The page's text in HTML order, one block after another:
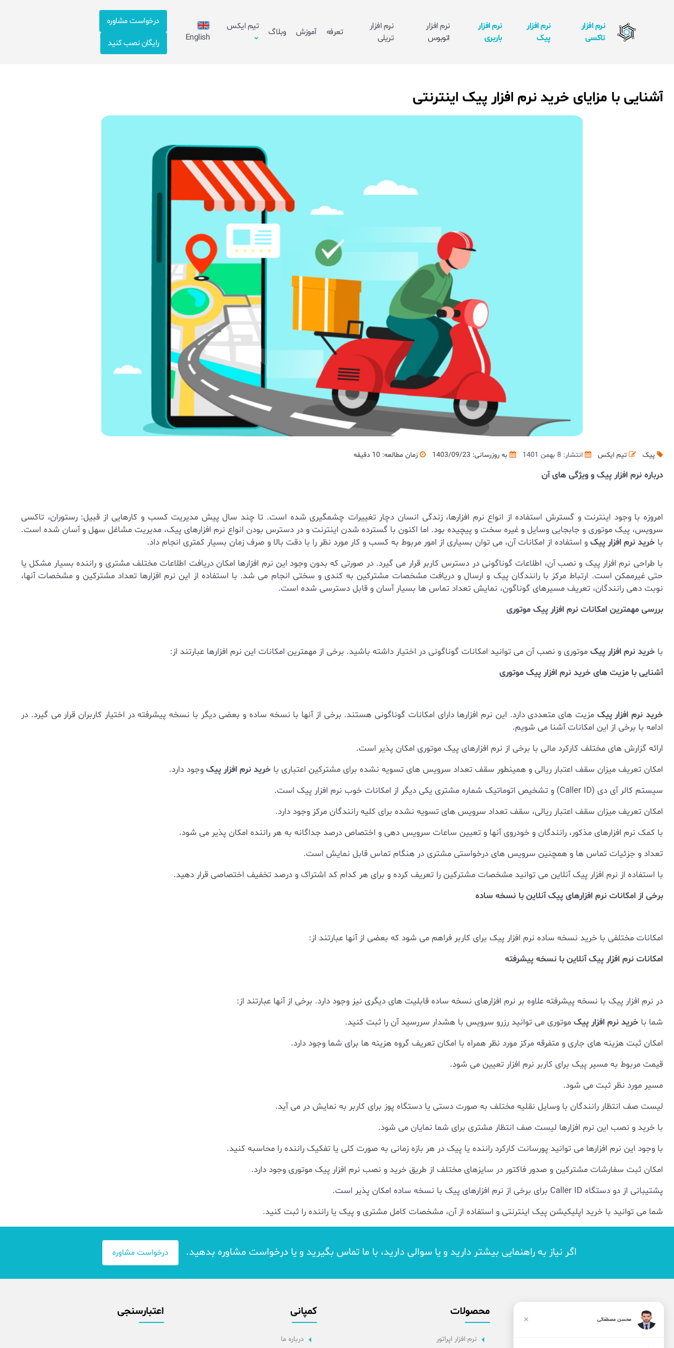
نرم افزار
تاکسی
نرم افزار
پیک
نرم افزار
باربری
نرم افزار
اتوبوس
نرم افزار
تریلی
تعرفه آموزش وبلاگ
تیم ایکس
English
درخواست مشاوره
رایگان نصب کنید
آشنایی با مزایای خرید نرم افزار پیک اینترنتی
پیک تیم ایکس انتشار: 8 بهمن 1401 به روزرسانی: 1403/09/23 زمان مطالعه: 10 دقیقه
درباره نرم افزار پیک و ویژگی های آن
امروزه با وجود اینترنت و گسترش استفاده از انواع نرم افزارها، زندگی انسان دچار تغییرات چشمگیری شده است. تا چند سال پیش مدیریت کسب و کارهایی از قبیل: رستوران، تاکسی
سرویس، پیک موتوری و جابجایی وسایل و غیره سخت و پیچیده بود. اما اکنون با گسترده شدن اینترنت و در دسترس بودن انواع نرم افزارهای پیک، مدیریت مشاغل سهل و آسان شده است.
با خرید نرم افزار پیک و استفاده از امکانات آن، می توان بسیاری از امور مربوط به کسب و کار مورد نظر را با دقت بالا و صرف زمان بسیار کمتری انجام داد.
با طراحی نرم افزار پیک و نصب آن، اطلاعات گوناگونی در دسترس کاربر قرار می گیرد. در صورتی که بدون وجود این نرم افزارها امکان دریافت اطلاعات مختلف مشتری و راننده بسیار مشکل یا
حتی غیرممکن است. ارتباط مرکز با رانندگان پیک و ارسال و دریافت مشخصات مشترکین به کندی و سختی انجام می شد. با استفاده از این نرم افزارها تعداد مشترکین و مشخصات آنها،
نوبت دهی رانندگان، تعریف مسیرهای گوناگون، نمایش تعداد تماس ها بسیار آسان و قابل دسترسی شده است.
بررسی مهمترین امکانات نرم افزار پیک موتوری
با خرید نرم افزار پیک موتوری و نصب آن می توانید امکانات گوناگونی در اختیار داشته باشید. برخی از مهمترین امکانات این نرم افزارها عبارتند از:
آشنایی با مزیت های خرید نرم افزار پیک موتوری
خرید نرم افزار پیک مزیت های متعددی دارد. این نرم افزارها دارای امکانات گوناگونی هستند. برخی از آنها با نسخه ساده و بعضی دیگر با نسخه پیشرفته در اختیار کاربران قرار می گیرد. در
ادامه با برخی از این امکانات آشنا می شویم.
ارائه گزارش های مختلف کارکرد مالی با برخی از نرم افزارهای پیک موتوری امکان پذیر است.
امکان تعریف میزان سقف اعتبار ریالی و همینطور سقف تعداد سرویس های تسویه نشده برای مشترکین اعتباری با خرید نرم افزار پیک وجود دارد.
سیستم کالر آی دی (Caller ID) و تشخیص اتوماتیک شماره مشتری یکی دیگر از امکانات خوب نرم افزار پیک است.
امکان تعریف میزان سقف اعتبار ریالی، سقف تعداد سرویس های تسویه نشده برای کلیه رانندگان مرکز وجود دارد.
با کمک نرم افزارهای مذکور، رانندگان و خودروی آنها و تعیین ساعات سرویس دهی و اختصاص درصد جداگانه به هر راننده امکان پذیر می شود.
تعداد و جزئیات تماس ها و همچنین سرویس های درخواستی مشتری در هنگام تماس قابل نمایش است.
با استفاده از نرم افزار پیک آنلاین می توانید مشخصات مشترکین را تعریف کرده و برای هر کدام کد اشتراک و درصد تخفیف اختصاصی قرار دهید.
برخی از امکانات نرم افزارهای پیک آنلاین با نسخه ساده
امکانات مختلفی با خرید نسخه ساده نرم افزار پیک برای کاربر فراهم می شود که بعضی از آنها عبارتند از:
امکانات نرم افزار پیک آنلاین با نسخه پیشرفته
در نرم افزار پیک با نسخه پیشرفته علاوه بر نرم افزارهای نسخه ساده قابلیت های دیگری نیز وجود دارد. برخی از آنها عبارتند از:
شما با خرید نرم افزار پیک موتوری می توانید رزرو سرویس با هشدار سررسید آن را ثبت کنید.
امکان ثبت هزینه های جاری و متفرقه مرکز مورد نظر همراه با امکان تعریف گروه هزینه ها برای شما وجود دارد.
قیمت مربوط به مسیر پیک برای کاربر نرم افزار تعیین می شود.
مسیر مورد نظر ثبت می شود.
لیست صف انتظار رانندگان با وسایل نقلیه مختلف به صورت دستی یا دستگاه پوز برای کاربر به نمایش در می آید.
با خرید و نصب این نرم افزارها لیست صف انتظار مشتری برای شما نمایان می شود.
با وجود این نرم افزارها می توانید پورسانت کارکرد راننده یا پیک در هر بازه زمانی به صورت کلی یا تفکیک راننده را محاسبه کنید.
امکان ثبت سفارشات مشترکین و صدور فاکتور در سایزهای مختلف از طریق خرید و نصب نرم افزار پیک موتوری وجود دارد.
پشتیبانی از دو دستگاه Caller ID برای برخی از نرم افزارهای پیک با نسخه ساده امکان پذیر است.
شما می توانید با خرید اپلیکیشن پیک اینترنتی و استفاده از آن، مشخصات کامل مشتری و پیک یا راننده را ثبت کنید.
اگر نیاز به راهنمایی بیشتر دارید و یا سوالی دارید، با ما تماس بگیرید و یا درخواست مشاوره بدهید. درخواست مشاوره
محصولات
نرم افزار اپراتور
کمپانی
درباره ما
اعتبارسنجی
محسن مصطفائی ×